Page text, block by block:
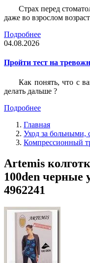
Страх перед
даже во взрослом
Подробнее
04.08.2026
Пройти тест на
Как понять, что с
делать дальше ?
Подробнее
Главная
Уход за больными,
Компрессионный
Artemis
100den черные
4962241